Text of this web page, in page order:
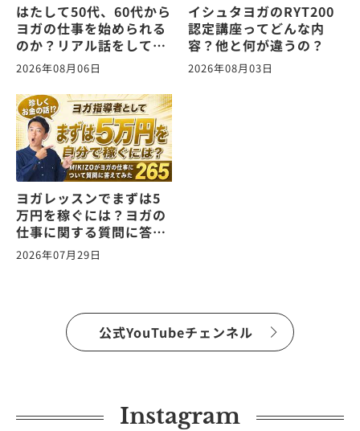
はたして50代、60代から
ヨガの仕事を始められる
のか？リアル話をしてみ
た。ヨガの仕事に関する
質問に答えます！
vol.266
2026年08月06日
イシュタヨガのRYT200
認定講座ってどんな内
容？他と何が違うの？
2026年08月03日
ヨガレッスンでまずは5
万円を稼ぐには？ヨガの
仕事に関する質問に答え
ます！vol.265
2026年07月29日
公式YouTubeチェンネル
Instagram